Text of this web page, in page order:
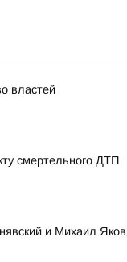
властей
смертельного ДТП
и Михаил